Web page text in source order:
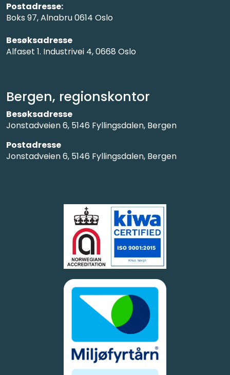
Bergen, regionskontor
Besøksadresse
Jonstadveien 6, 5146 Fyllingsdalen, Bergen
Postadresse
Jonstadveien 6, 5146 Fyllingsdalen, Bergen
Postadresse:
Boks 97, Alnabru 0614 Oslo
Besøksadresse
Alfaset 1. Industrivei 4, 0668 Oslo